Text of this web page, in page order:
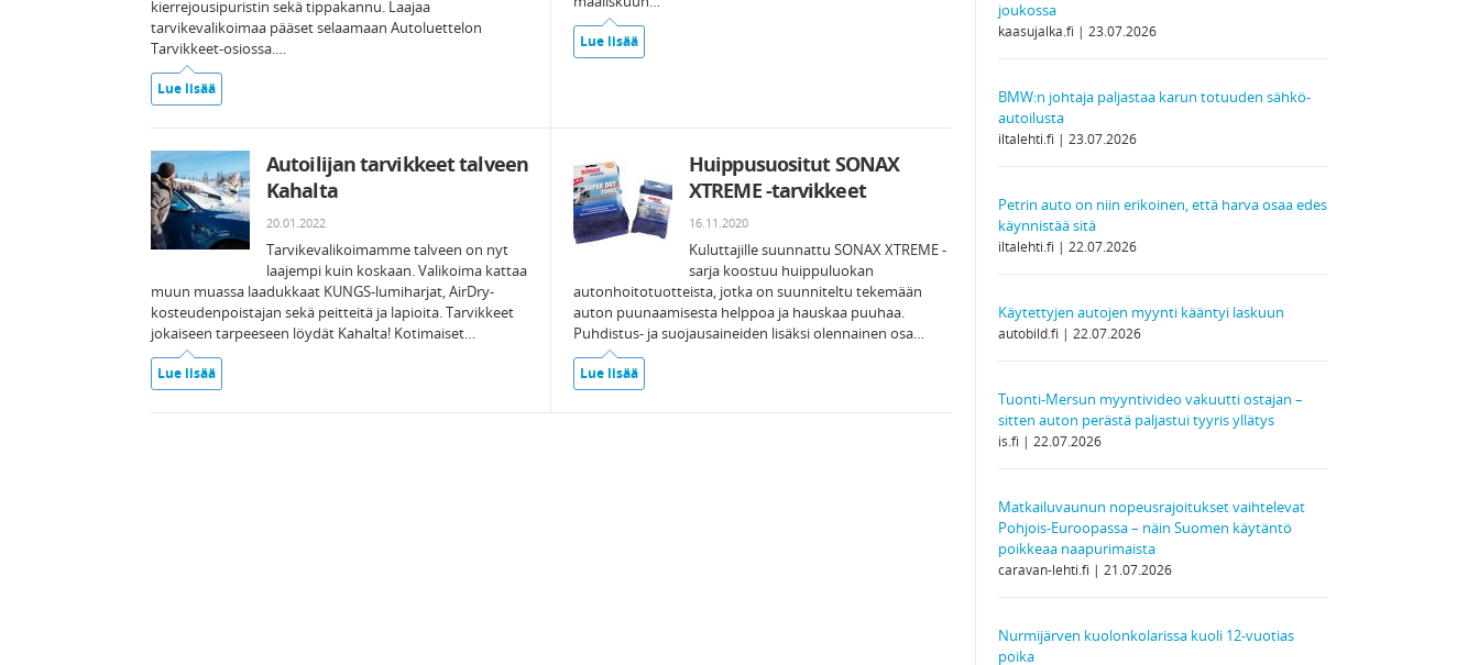
kierrejousipuristin sekä tippakannu. Laajaa
tarvikevalikoimaa pääset selaamaan Autoluettelon
Tarvikkeet-osiossa.…
Lue lisää
Lue lisää
Autoilijan tarvikkeet talveen
Kahalta
20.01.2022
Tarvikevalikoimamme talveen on nyt
laajempi kuin koskaan. Valikoima kattaa
muun muassa laadukkaat KUNGS-lumiharjat, AirDry-
kosteudenpoistajan sekä peitteitä ja lapioita. Tarvikkeet
jokaiseen tarpeeseen löydät Kahalta! Kotimaiset…
Lue lisää
Huippusuositut SONAX
XTREME -tarvikkeet
16.11.2020
Kuluttajille suunnattu SONAX XTREME -
sarja koostuu huippuluokan
autonhoitotuotteista, jotka on suunniteltu tekemään
auton puunaamisesta helppoa ja hauskaa puuhaa.
Puhdistus- ja suojausaineiden lisäksi olennainen osa…
Lue lisää
joukossa
kaasujalka.fi 23.07.2026
BMW:n johtaja paljastaa karun totuuden sähkö­
autoilusta
iltalehti.fi 23.07.2026
Petrin auto on niin erikoinen, että harva osaa edes
käynnistää sitä
iltalehti.fi 22.07.2026
Käytettyjen autojen myynti kääntyi laskuun
autobild.fi 22.07.2026
Tuonti-Mersun myyntivideo vakuutti ostajan –
sitten auton perästä paljastui tyyris yllätys
is.fi 22.07.2026
Matkailuvaunun nopeusrajoitukset vaihtelevat
Pohjois-Euroopassa – näin Suomen käytäntö
poikkeaa naapurimaista
caravan-lehti.fi 21.07.2026
Nurmijärven kuolonkolarissa kuoli 12-vuotias
poika